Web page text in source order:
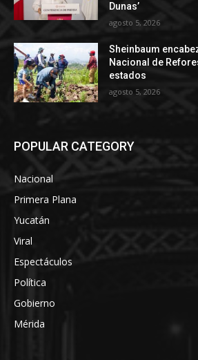
Dunas’
agosto 5, 2026
Sheinbaum
Nacional de
estados
agosto 5, 2026
POPULAR CATEGORY
Nacional
Primera Plana
Yucatán
Viral
Espectáculos
Política
Gobierno
Mérida